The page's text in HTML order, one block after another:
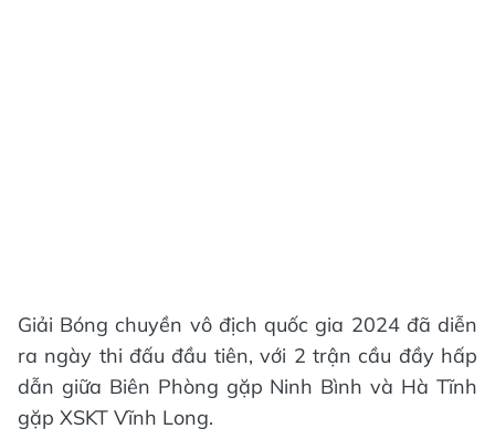
Giải Bóng chuyền vô địch quốc gia 2024 đã diễn
ra ngày thi đấu đầu tiên, với 2 trận cầu đầy hấp
dẫn giữa Biên Phòng gặp Ninh Bình và Hà Tĩnh
gặp XSKT Vĩnh Long.